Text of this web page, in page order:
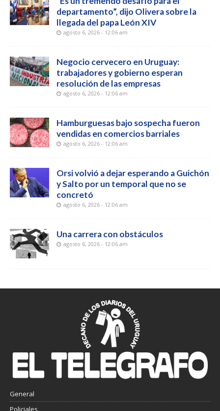
departamento”, dijo Olivera sobre la
llegada del papa León XIV
agosto 6, 2026 - 12:06 am
Negocio cervecero en Uruguay:
trabajadores y gobierno esperan
resolución de las empresas
agosto 6, 2026 - 12:06 am
Hamburguesas bajo sospecha fueron
vendidas en comercios barriales
agosto 6, 2026 - 12:06 am
Orsi volvió a dejar esperando a Guichón
y Salto por un temporal que no se
concretó
agosto 6, 2026 - 12:06 am
Una carrera con obstáculos
agosto 6, 2026 - 12:06 am
General
Policiales